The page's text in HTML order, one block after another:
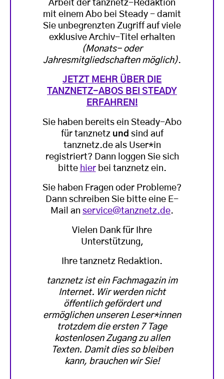
Arbeit der tanznetz-Redaktion
mit einem Abo bei Steady - damit
Sie unbegrenzten Zugriff auf viele
exklusive Archiv-Titel erhalten
(Monats- oder
Jahresmitgliedschaften möglich).
JETZT MEHR ÜBER DIE
TANZNETZ-ABOS BEI STEADY
ERFAHREN!
Sie haben bereits ein Steady-Abo
für tanznetz und sind auf
tanznetz.de als User*in
registriert? Dann loggen Sie sich
bitte hierbei tanznetz ein.
Sie haben Fragen oder Probleme?
Dann schreiben Sie bitte eine E-
Mail an service@tanznetz.de.
Vielen Dank für Ihre
Unterstützung,
Ihre tanznetz Redaktion.
tanznetz ist ein Fachmagazin im
Internet. Wir werden nicht
öffentlich gefördert und
ermöglichen unseren Leser*innen
trotzdem die ersten 7 Tage
kostenlosen Zugang zu allen
Texten. Damit dies so bleiben
kann, brauchen wir Sie!